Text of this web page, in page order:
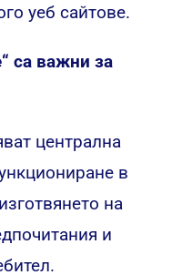
уеб сайтове.
са важни за
централна
в
на
и